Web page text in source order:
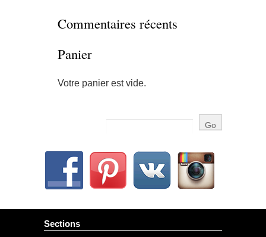
Commentaires récents
Panier
Votre panier est vide.
Sections